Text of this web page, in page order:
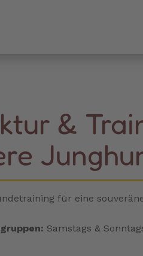
&
für eine
: Samstags &